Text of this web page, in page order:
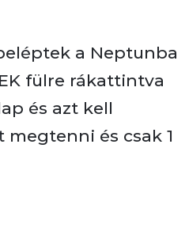
a Neptunba
fülre rákattintva
és azt kell
és csak 1